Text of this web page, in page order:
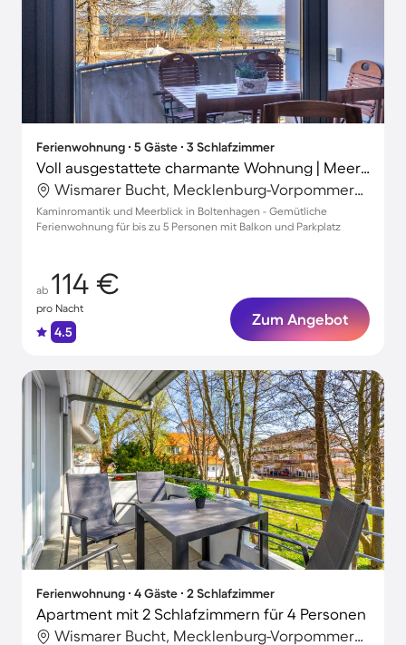
Ferienwohnung ∙ 5 Gäste ∙ 3 Schlafzimmer
Voll ausgestattete charmante Wohnung | Meerblick | Nah am Strand
Wismarer Bucht, Mecklenburg-Vorpommern, Deutschland
Kaminromantik und Meerblick in Boltenhagen - Gemütliche
Ferienwohnung für bis zu 5 Personen mit Balkon und Parkplatz
ab 114 €
pro Nacht
4.5
Zum Angebot
Ferienwohnung ∙ 4 Gäste ∙ 2 Schlafzimmer
Apartment mit 2 Schlafzimmern für 4 Personen
Wismarer Bucht, Mecklenburg-Vorpommern, Deutschland